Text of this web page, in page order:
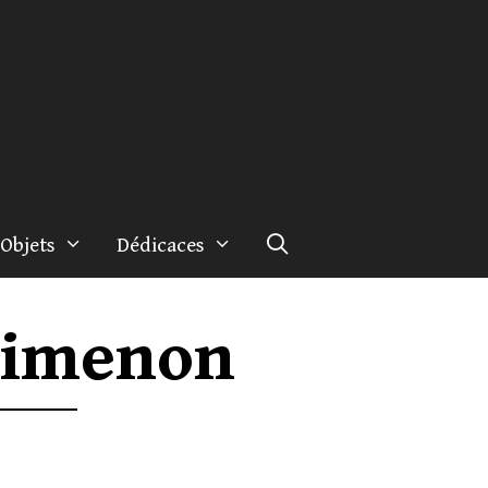
Objets Dédicaces